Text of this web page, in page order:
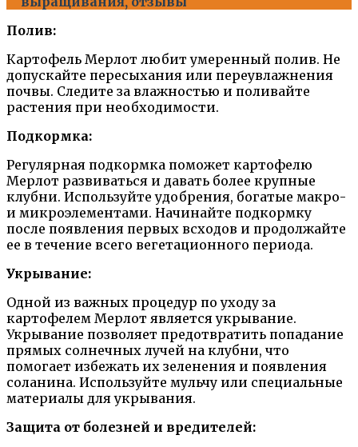
Полив:
Картофель Мерлот любит умеренный полив. Не
допускайте пересыхания или переувлажнения
почвы. Следите за влажностью и поливайте
растения при необходимости.
Подкормка:
Регулярная подкормка поможет картофелю
Мерлот развиваться и давать более крупные
клубни. Используйте удобрения, богатые макро-
и микроэлементами. Начинайте подкормку
после появления первых всходов и продолжайте
ее в течение всего вегетационного периода.
Укрывание:
Одной из важных процедур по уходу за
картофелем Мерлот является укрывание.
Укрывание позволяет предотвратить попадание
прямых солнечных лучей на клубни, что
помогает избежать их зеленения и появления
соланина. Используйте мульчу или специальные
материалы для укрывания.
Защита от болезней и вредителей: